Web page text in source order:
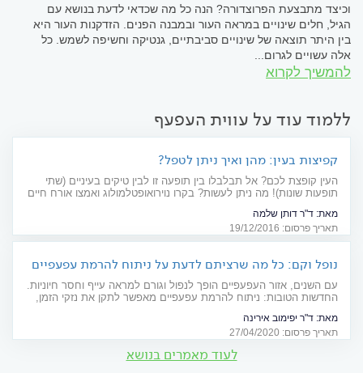
וכיצד מתבצעת הפרוצדורה? הנה כל מה שכדאי לדעת בנושא עם
הגיל, חלים שינויים במראה העור ובמבנה הפנים. הזדקנות העור היא
בין היתר תוצאה של שינויים סביבתיים, גנטיקה וחשיפה לשמש. כל
אלה עשויים לגרום...
להמשיך לקרוא
ללמוד עוד על עווית העפעף
קפיצות בעין: מהן ואיך ניתן לטפל?
העין קופצת לכם? אל תבלבלו בין תופעה זו לבין טיקים בעיניים (שתי
תופעות שונות)! מה ניתן לעשות? בקרו נוירואופטלמולוג ואמצו אורח חיים
מאת: ד"ר דותן שלמה
תאריך פרסום: 19/12/2016
נופל וקם: כל מה שרציתם לדעת על ניתוח להרמת עפעפיים
עם השנים, אזור העפעפיים הופך לנפול וגורם למראה עייף וחסר חיוניות.
החדשות הטובות: ניתוח להרמת עפעפיים מאפשר לתקן את נזקי הזמן,
הפרוצדורה? הנה כל מה שכדאי לדעת בנושא
מאת: ד"ר יפימוב אירינה
תאריך פרסום: 27/04/2020
לעוד מאמרים בנושא